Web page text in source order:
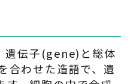
伝子(gene)と総体
合わせた造語で、遺